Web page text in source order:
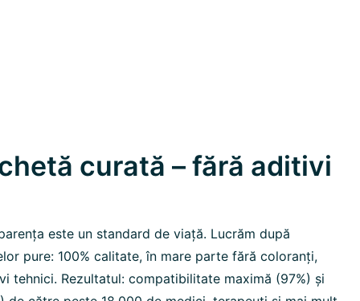
curată – fără aditivi
este un standard de viață. Lucrăm după
pure: 100% calitate, în mare parte fără coloranți,
tehnici. Rezultatul: compatibilitate maximă (97%) și